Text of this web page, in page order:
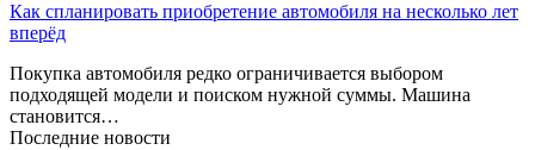
Как спланировать приобретение автомобиля на несколько лет
вперёд
Покупка автомобиля редко ограничивается выбором
подходящей модели и поиском нужной суммы. Машина
становится…
Последние новости